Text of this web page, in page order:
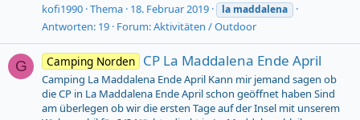
kofi1990 Thema 18. Februar 2019 la maddalena
Antworten: 19 Forum:Aktivitäten / Outdoor
G Camping Norden CP La Maddalena Ende April
Camping La Maddalena Ende April Kann mir jemand sagen ob
die CP in La Maddalena Ende April schon geöffnet haben Sind
am überlegen ob wir die ersten Tage auf der Insel mit unserem